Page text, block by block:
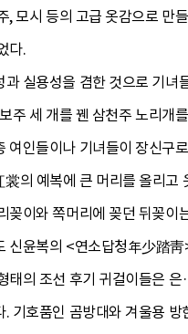
, 모시 등의 고급 옷감으로 만
다.
과 실용성을 겸한 것으로 기
주 세 개를 꿴 삼천주 노리개
여인들이나 기녀들이 장신구
의 예복에 큰 머리를 올리고
꽂이와 쪽머리에 꽂던 뒤꽂이
신윤복의 <연소답청年少踏
태의 조선 후기 귀걸이들은
. 기호품인 곰방대와 겨울용